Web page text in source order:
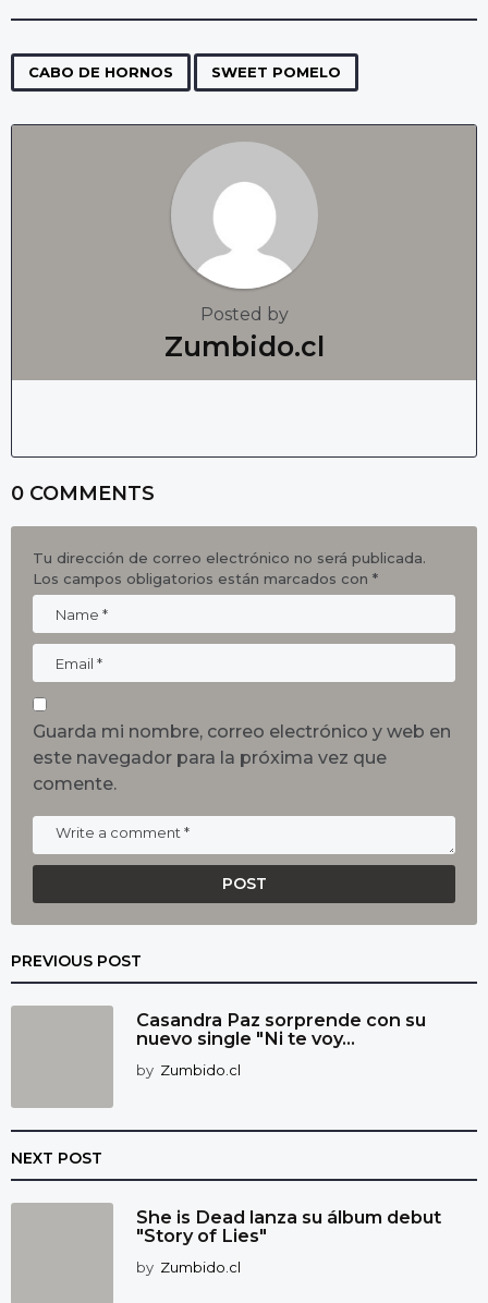
t
P
i
CABO DE HORNOS SWEET POMELO
Posted by
Zumbido.cl
0 COMMENTS
Tu dirección de correo electrónico no será publicada.
Los campos obligatorios están marcados con *
Guarda mi nombre, correo electrónico y web en
este navegador para la próxima vez que
comente.
PREVIOUS POST
Casandra Paz sorprende con su
nuevo single "Ni te voy...
by Zumbido.cl
NEXT POST
She is Dead lanza su álbum debut
"Story of Lies"
by Zumbido.cl